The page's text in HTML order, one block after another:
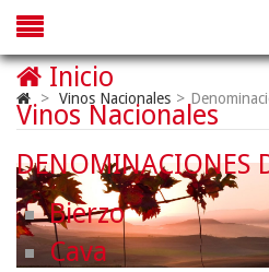
> Vinos Nacionales >
Inicio
Vinos Nacionales
DENOMINACIONES
Bierzo
Cava